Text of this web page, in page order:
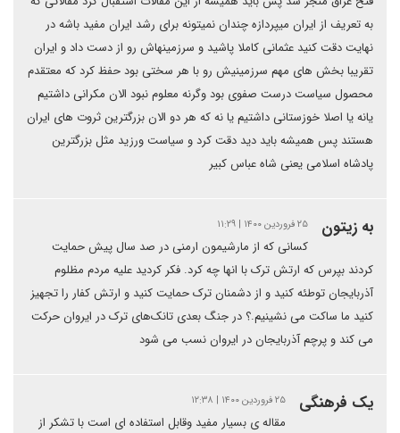
به تعریف از ایران میپردازه چندان نمیتونه برای رشد ایران مفید باشه در
نهایت دقت کنید عثمانی کاملا پاشید و سرزمینهاش رو از دست داد و ایران
تقریبا بخش های مهم سرزمینیش رو با هر سختی بود حفظ کرد که معتقدم
محصول سیاست درست صفوی بود وگرنه معلوم نبود الان مکرانی داشتیم
یانه یا اصلا خوزستانی داشتیم یا نه که هر دو الان بزرگترین ثروت های ایران
هستند پس همیشه باید دید دقت کرد و سیاست ورزید مثل بزرگترین
پادشاه اسلامی یعنی شاه عباس کبیر
به زیتون ۲۵ فروردین ۱۴۰۰ | ۱۱:۲۹
کسانی که از مارشیمون ارمنی در صد سال پیش حمایت
کردند بپرس که ارتش ترک با انها چه کرد. فکر کردید علیه مردم مظلوم
آذربایجان توطئه کنید و از دشمنان ترک حمایت کنید و ارتش کفار را تجهیز
کنید ما ساکت می نشینیم.؟ در جنگ بعدی تانک‌های ترک در ایروان حرکت
می کند و پرچم آذربایجان در ایروان نسب می شود
یک فرهنگی ۲۵ فروردین ۱۴۰۰ | ۱۲:۳۸
مقاله ی بسیار مفید وقابل استفاده ای است با تشکر از